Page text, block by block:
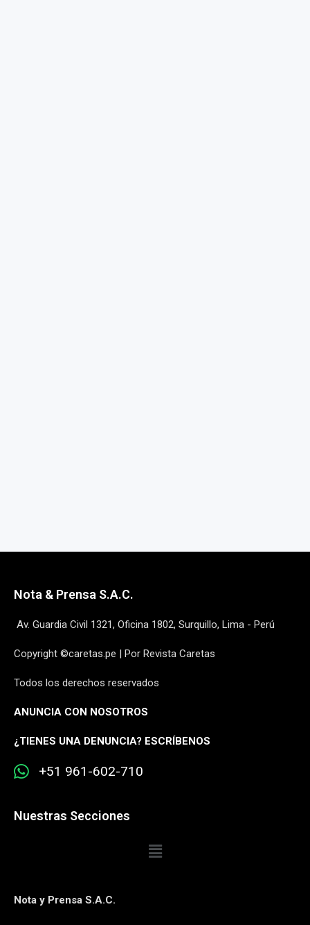
Nota & Prensa S.A.C.
Av. Guardia Civil 1321, Oficina 1802, Surquillo, Lima - Perú
Copyright ©caretas.pe | Por Revista Caretas
Todos los derechos reservados
ANUNCIA CON NOSOTROS
¿TIENES UNA DENUNCIA? ESCRÍBENOS
+51 961-602-710
Nuestras Secciones
Nota y Prensa S.A.C.